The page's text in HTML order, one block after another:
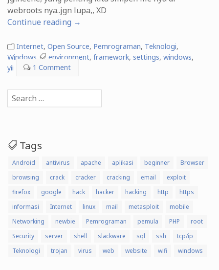
webroots nya..jgn lupa,, XD
Continue reading “Setup
pada
WAMP
→
Internet, Open Source, Pemrograman, Teknologi,
Windows
environment, framework, settings, windows,
yii
1 Comment
for:
Tags
Android antivirus apache aplikasi beginner
Browser
browsing
crack cracker cracking email
exploit
firefox
google hack hacker hacking http
https
informasi
Internet linux mail metasploit
mobile
Networking
newbie Pemrograman pemula PHP
root
Security
server shell slackware sql ssh
tcp/ip
Teknologi
trojan virus web website wifi windows